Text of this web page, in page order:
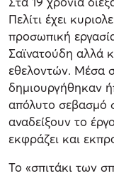
Πελίτι έχει
προσωπική
Σαϊνατούδη αλλά
εθελοντών. Μέσα
δημιουργήθηκαν
απόλυτο σεβασμό
αναδείξουν το
εκφράζει και
Το «σπιτάκι των